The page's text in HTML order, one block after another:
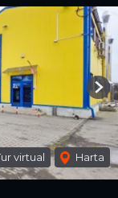
virtual Harta